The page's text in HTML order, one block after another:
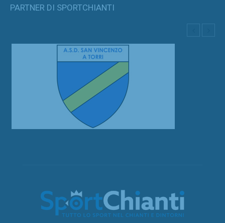
PARTNER DI SPORTCHIANTI